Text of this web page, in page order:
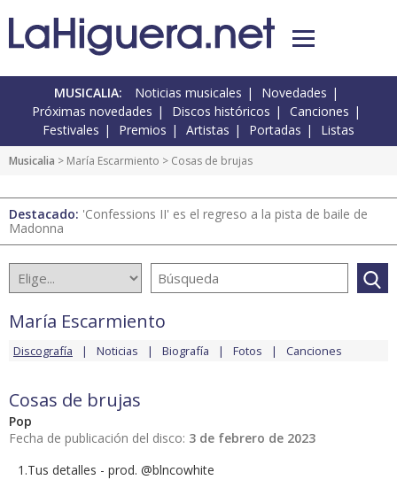
MUSICALIA: Noticias musicales
Novedades
Próximas novedades
Discos históricos
Canciones
Festivales
Premios Artistas Portadas Listas
Musicalia > María Escarmiento > Cosas de brujas
Destacado: 'Confessions II' es el regreso a la pista de baile de
Madonna
María Escarmiento
Discografía Noticias Biografía Fotos Canciones
Cosas de brujas
Pop
Fecha de publicación del disco: 3 de febrero de 2023
1.Tus detalles - prod. @blncowhite